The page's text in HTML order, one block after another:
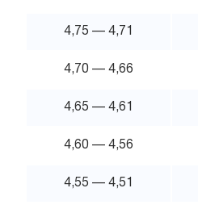
4,75 — 4,71
4,70 — 4,66
4,65 — 4,61
4,60 — 4,56
4,55 — 4,51